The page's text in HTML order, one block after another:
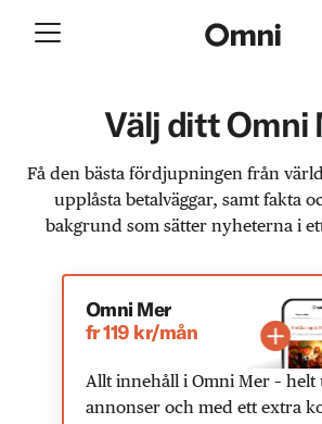
Välj ditt Omni
Få den bästa fördjupningen från
upplåsta betalväggar, samt fakta
bakgrund som sätter nyheterna i
Omni Mer
fr 119 kr/mån
Allt innehåll i Omni Mer – helt
annonser och med ett extra